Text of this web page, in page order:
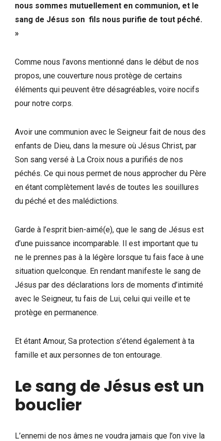
nous sommes mutuellement en communion, et le
sang de Jésus son fils nous purifie de tout péché.
»
Comme nous l’avons mentionné dans le début de nos
propos, une couverture nous protège de certains
éléments qui peuvent être désagréables, voire nocifs
pour notre corps.
Avoir une communion avec le Seigneur fait de nous des
enfants de Dieu, dans la mesure où Jésus Christ, par
Son sang versé à La Croix nous a purifiés de nos
péchés. Ce qui nous permet de nous approcher du Père
en étant complètement lavés de toutes les souillures
du péché et des malédictions.
Garde à l’esprit bien-aimé(e), que le sang de Jésus est
d’une puissance incomparable. Il est important que tu
ne le prennes pas à la légère lorsque tu fais face à une
situation quelconque. En rendant manifeste le sang de
Jésus par des déclarations lors de moments d’intimité
avec le Seigneur, tu fais de Lui, celui qui veille et te
protège en permanence.
Et étant Amour, Sa protection s’étend également à ta
famille et aux personnes de ton entourage.
Le sang de Jésus est un
bouclier
L’ennemi de nos âmes ne voudra jamais que l’on vive la